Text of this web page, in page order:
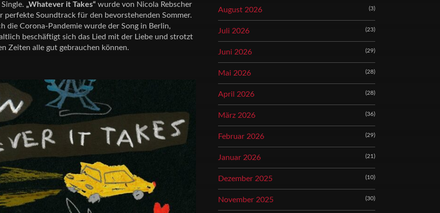
„Whatever it Takes“wurde von Nicola Rebscher
Soundtrack für den bevorstehenden Sommer.
die Corona-Pandemie wurde der Song in Berlin,
beschäftigt sich das Lied mit der Liebe und strotzt
Zeiten alle gut gebrauchen können.
August 2026 (3)
Juli 2026 (23)
Juni 2026 (29)
Mai 2026 (28)
April 2026 (28)
März 2026 (36)
Februar 2026 (29)
Januar 2026 (21)
Dezember 2025 (10)
November 2025 (30)